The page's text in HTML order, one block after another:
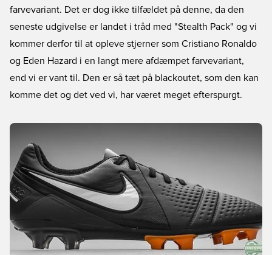
farvevariant. Det er dog ikke tilfældet på denne, da den
seneste udgivelse er landet i tråd med "Stealth Pack" og vi
kommer derfor til at opleve stjerner som Cristiano Ronaldo
og Eden Hazard i en langt mere afdæmpet farvevariant,
end vi er vant til. Den er så tæt på blackoutet, som den kan
komme det og det ved vi, har været meget efterspurgt.